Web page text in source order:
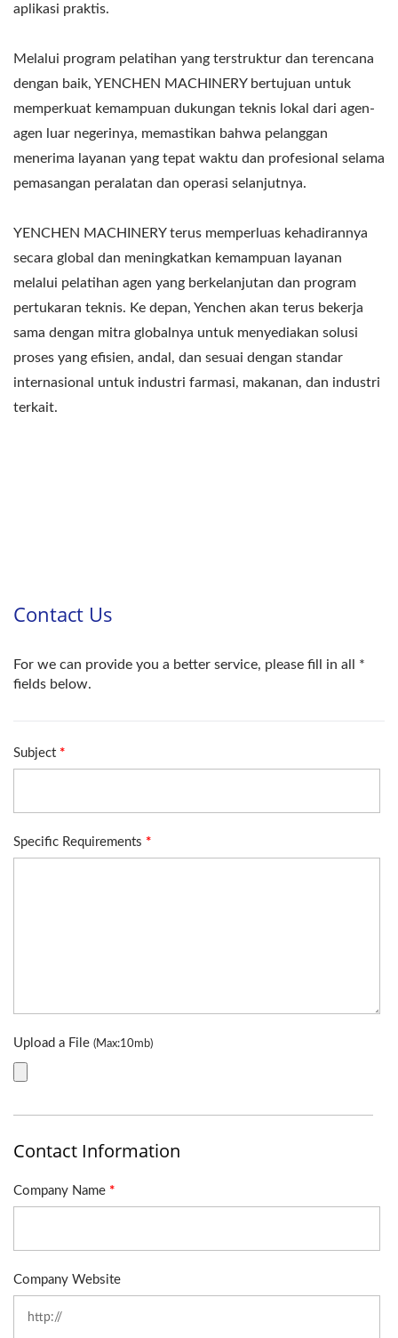
aplikasi praktis.
Melalui program pelatihan yang terstruktur dan terencana
dengan baik, YENCHEN MACHINERY bertujuan untuk
memperkuat kemampuan dukungan teknis lokal dari agen-
agen luar negerinya, memastikan bahwa pelanggan
menerima layanan yang tepat waktu dan profesional selama
pemasangan peralatan dan operasi selanjutnya.
YENCHEN MACHINERY terus memperluas kehadirannya
secara global dan meningkatkan kemampuan layanan
melalui pelatihan agen yang berkelanjutan dan program
pertukaran teknis. Ke depan, Yenchen akan terus bekerja
sama dengan mitra globalnya untuk menyediakan solusi
proses yang efisien, andal, dan sesuai dengan standar
internasional untuk industri farmasi, makanan, dan industri
terkait.